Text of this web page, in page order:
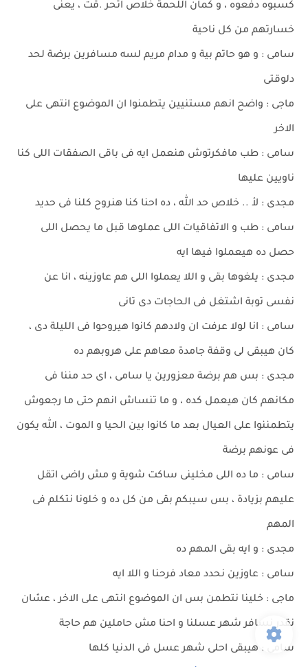
كسبوه دفعوه ، و كمان اللحمة خلاص اتحر .قت ، يعنى
خسارتهم من كل ناحية
سامى : و هو حاتم بية و مدام مريم لسه مسافرين برضة لحد
دلوقتى
ماجى : واضح انهم مستنيين يتطمنوا ان الموضوع انتهى على
الاخر
سامى : طب مافكرتوش هنعمل ايه فى باقى الصفقات اللى كنا
ناويين عليها
مجدى : لأ .. خلاص حد الله ، ده احنا كنا هنروح كلنا فى حديد
سامى : طب و الاتفاقيات اللى عملوها قبل ما يحصل اللى
حصل ده هيعملوا فيها ايه
مجدى : يلغوها بقى و اللا يعملوا اللى هم عاوزينه ، انا عن
نفسى توبة اشتغل فى الحاجات دى تانى
سامى : انا لولا عرفت ان ولادهم كانوا هيروحوا فى الليلة دى ،
كان هيبقى لى وقفة جامدة معاهم على هروبهم ده
مجدى : بس هم برضة معزورين يا سامى ، اى حد مننا فى
مكانهم كان هيعمل كده ، و ما تنساش انهم حتى ما رجعوش
يتطمننوا على العيال بعد ما كانوا بين الحيا و الموت ، الله يكون
فى عونهم برضة
سامى : ما ده اللى مخلينى ساكت شوية و مش راضى اتقل
عليهم بزيادة ، بس سيبكم بقى من كل ده و خلونا نتكلم فى
المهم
مجدى : و ايه بقى المهم ده
سامى : عاوزين نحدد معاد فرحنا و اللا ايه
ماجى : خلينا نتطمن بس ان الموضوع انتهى على الاخر ، عشان
نقدر نسافر شهر عسلنا و احنا مش حاملين هم حاجة
سامى : هيبقى احلى شهر عسل فى الدنيا كلها